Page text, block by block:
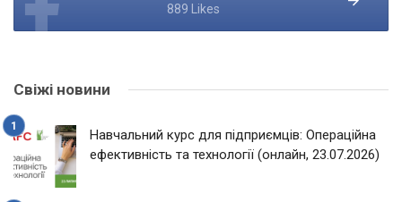
889 Likes
Свіжі новини
Навчальний курс для підприємців: Операційна
ефективність та технології (онлайн, 23.07.2026)